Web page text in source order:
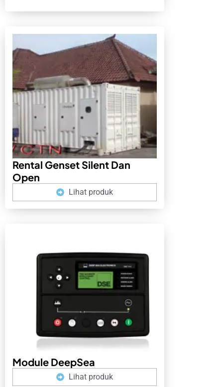
Rental Genset Silent Dan
Open
Lihat produk
Module DeepSea
Lihat produk